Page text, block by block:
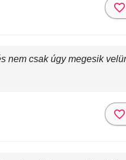
nem csak úgy megesik